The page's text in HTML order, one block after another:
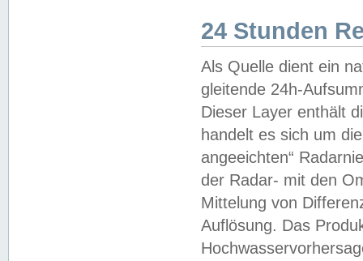
24 Stunden
Als Quelle dient ein
gleitende 24h-
Dieser Layer enthält
handelt es sich um
angeeichten“
der Radar- mit den
Mittelung von
Auflösung. Das